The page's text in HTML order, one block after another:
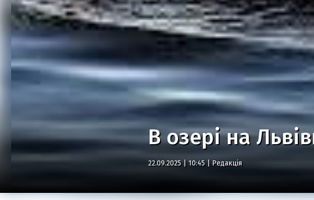
В озері на
22.09.2025 | 10:45 |Редакція